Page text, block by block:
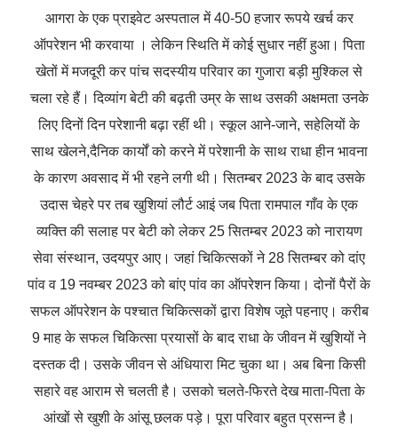
आगरा के एक प्राइवेट अस्पताल में 40-50 हजार रूपये खर्च कर
ऑपरेशन भी करवाया । लेकिन स्थिति में कोई सुधार नहीं हुआ। पिता
खेतों में मजदूरी कर पांच सदस्यीय परिवार का गुजारा बड़ी मुश्किल से
चला रहे हैं। दिव्यांग बेटी की बढ़ती उम्र के साथ उसकी अक्षमता उनके
लिए दिनों दिन परेशानी बढ़ा रहीं थी। स्कूल आने-जाने, सहेलियों के
साथ खेलने,दैनिक कार्यों को करने में परेशानी के साथ राधा हीन भावना
के कारण अवसाद में भी रहने लगी थी। सितम्बर 2023 के बाद उसके
उदास चेहरे पर तब खुशियां लौर्ट आइं जब पिता रामपाल गाँव के एक
व्यक्ति की सलाह पर बेटी को लेकर 25 सितम्बर 2023 को नारायण
सेवा संस्थान, उदयपुर आए। जहां चिकित्सकों ने 28 सितम्बर को दांए
पांव व 19 नवम्बर 2023 को बांए पांव का ऑपरेशन किया। दोनों पैरों के
सफल ऑपरेशन के पश्चात चिकित्सकों द्वारा विशेष जूते पहनाए। करीब
9 माह के सफल चिकित्सा प्रयासों के बाद राधा के जीवन में खुशियों ने
दस्तक दी। उसके जीवन से अंधियारा मिट चुका था। अब बिना किसी
सहारे वह आराम से चलती है। उसको चलते-फिरते देख माता-पिता के
आंखों से खुशी के आंसू छलक पड़े। पूरा परिवार बहुत प्रसन्न है।